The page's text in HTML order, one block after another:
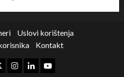
Uslovi korištenja
Kontakt